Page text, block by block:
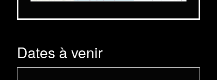
Dates à venir